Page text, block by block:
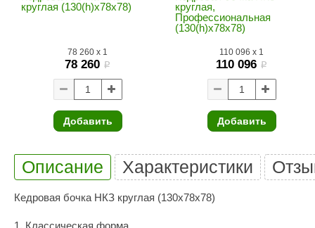
Акции и скидки
Этна SNOOKER
MAGNUM
Termomuros Covali
Finn icon Размахайка
круглая (130(h)х78х78)
78 260 x 1
78 260 i
Добавить
круглая,
Профессиональная
(130(h)х78х78)
110 096 x 1
110 096 i
Добавить
Описание Характеристики
Кедровая бочка НКЗ круглая (130х78х78)
1. Классическая форма